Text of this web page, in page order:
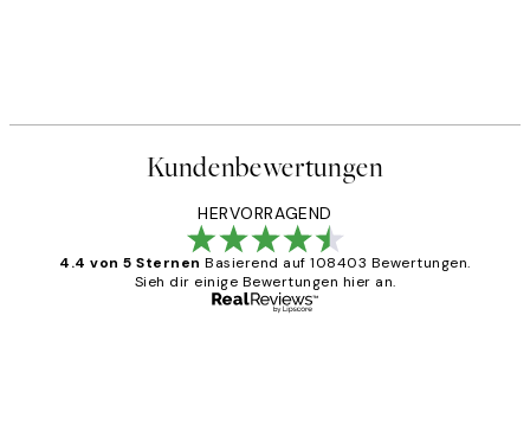
Kundenbewertungen
HERVORRAGEND
4.4 von 5 Sternen Basierend auf 108403 Bewertungen.
Sieh dir einige Bewertungen hier an.